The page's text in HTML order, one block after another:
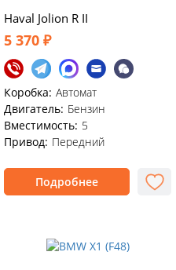
Haval Jolion R II
5 370 ₽
Коробка: Автомат
Двигатель: Бензин
Вместимость: 5
Привод: Передний
Подробнее